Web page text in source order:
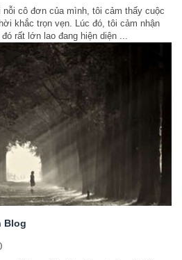
cô đơn của mình, tôi cảm thấy cuộc
khắc trọn vẹn. Lúc đó, tôi cảm nhận
rất lớn lao đang hiện diện ...
Blog